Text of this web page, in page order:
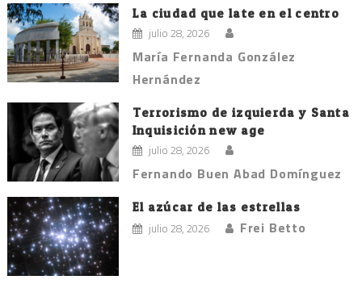
La ciudad que late en el centro
julio 28, 2026
María Fernanda González
Hernández
Terrorismo de izquierda y Santa
Inquisición new age
julio 28, 2026
Fernando Buen Abad Domínguez
El azúcar de las estrellas
julio 28, 2026 Frei Betto